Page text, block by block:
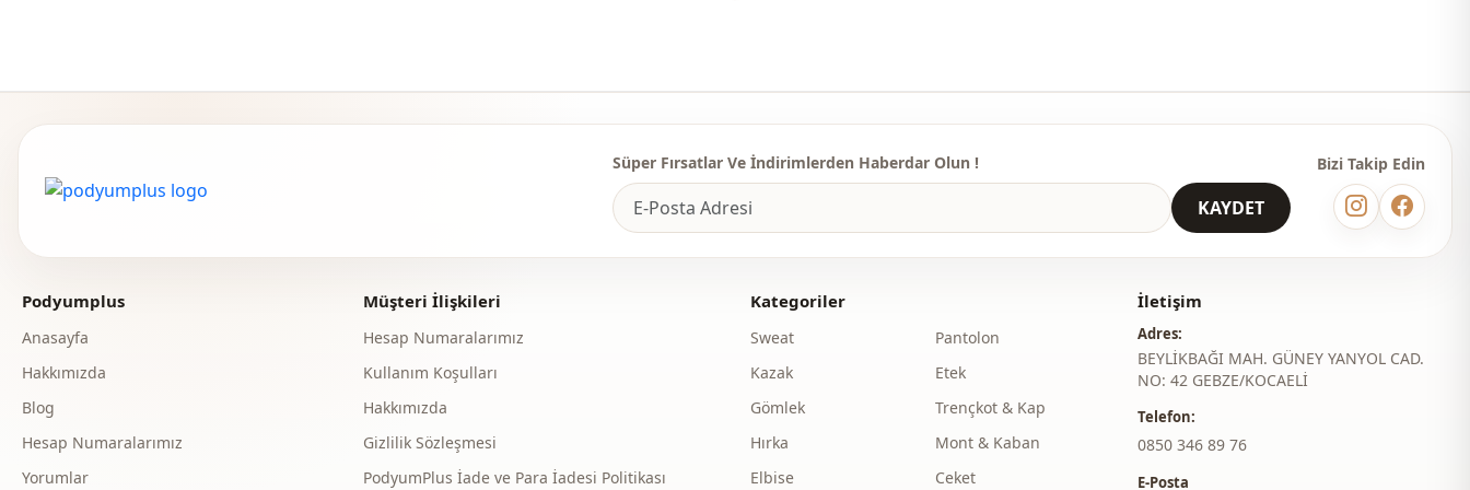
Bel
Kullanim Günlük
Kullanim Seyahat
Süper Fırsatlar Ve İndirimlerden Haberdar Olun !
KAYDET
Bizi Takip Edin
Podyumplus
Anasayfa
Hakkımızda
Blog
Hesap Numaralarımız
Yorumlar
Müşteri İlişkileri
Hesap Numaralarımız
Kullanım Koşulları
Hakkımızda
Gizlilik Sözleşmesi
PodyumPlus İade ve Para İadesi Politikası
Kategoriler
Sweat
Kazak
Gömlek
Hırka
Elbise
Pantolon
Etek
Trençkot & Kap
Mont & Kaban
Ceket
İletişim
Adres:
BEYLİKBAĞI MAH. GÜNEY YANYOL CAD.
NO: 42 GEBZE/KOCAELİ
Telefon:
‎0850 346 89 76
E-Posta